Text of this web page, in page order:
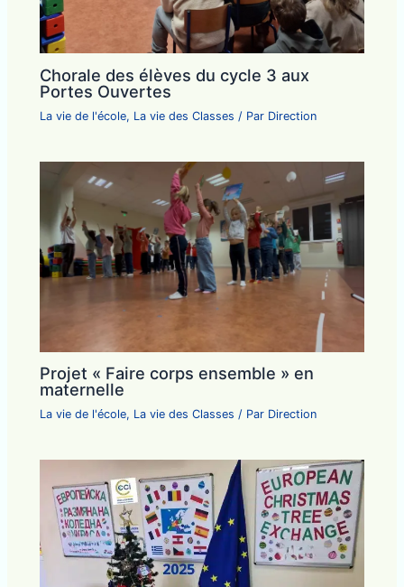
Chorale des élèves du cycle 3 aux
Portes Ouvertes
La vie de l'école, La vie des Classes / Par Direction
Projet « Faire corps ensemble » en
maternelle
La vie de l'école, La vie des Classes / Par Direction